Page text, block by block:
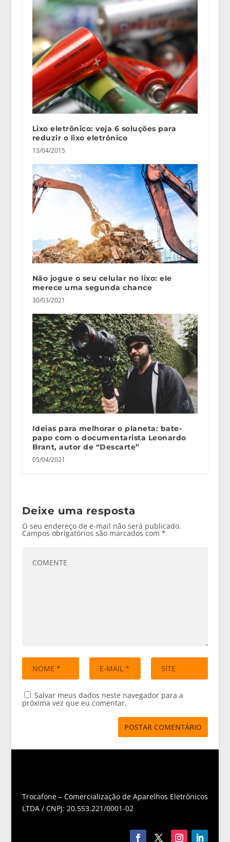
Lixo eletrônico: veja 6 soluções para
reduzir o lixo eletrônico
13/04/2015
Não jogue o seu celular no lixo: ele
merece uma segunda chance
30/03/2021
Ideias para melhorar o planeta: bate-
papo com o documentarista Leonardo
Brant, autor de “Descarte”
05/04/2021
Deixe uma resposta
O seu endereço de e-mail não será publicado.
Campos obrigatórios são marcados com *
Salvar meus dados neste navegador para a
próxima vez que eu comentar.
Trocafone – Comercialização de Aparelhos Eletrônicos
LTDA / CNPJ: 20.553.221/0001-02